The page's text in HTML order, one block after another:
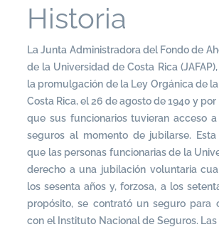
Historia
La Junta Administradora del Fondo de
de la Universidad de Costa Rica
la promulgación de la Ley Orgánica de
Costa Rica, el 26 de agosto de 1940 y
que sus funcionarios tuvieran acceso
seguros al momento de jubilarse.
que las personas funcionarias de la
derecho a una jubilación voluntaria
los sesenta años y, forzosa, a los
propósito, se contrató un seguro para
con el Instituto Nacional de Seguros.